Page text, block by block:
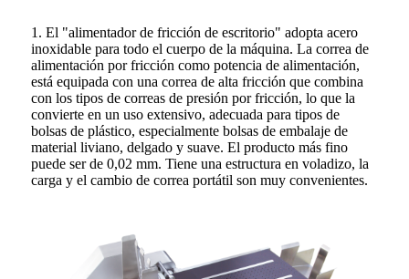
1. El "alimentador de fricción de escritorio" adopta acero
inoxidable para todo el cuerpo de la máquina. La correa de
alimentación por fricción como potencia de alimentación,
está equipada con una correa de alta fricción que combina
con los tipos de correas de presión por fricción, lo que la
convierte en un uso extensivo, adecuada para tipos de
bolsas de plástico, especialmente bolsas de embalaje de
material liviano, delgado y suave. El producto más fino
puede ser de 0,02 mm. Tiene una estructura en voladizo, la
carga y el cambio de correa portátil son muy convenientes.